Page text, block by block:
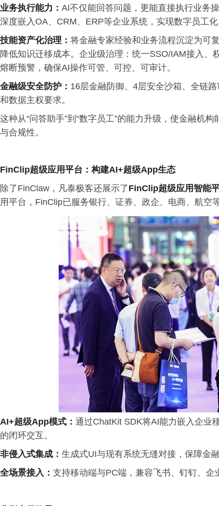
业务执行能力： AI不仅能回答问题，更能直接执行业务
深度嵌入OA、CRM、ERP等企业系统，实现数字员工
技能资产化治理： 将金融专家经验和业务流程沉淀为可
降低知识迁移成本。企业级治理：统一SSO/IAM接入
熔断预警，确保AI操作可管、可控、可审计。
金融级安全防护： 16层金融防御、4层安全沙箱、全链
和数据主权要求。
这种从“问答助手”到“数字员工”的能力升级，使金融机
与合规性。
FinClip超级应用平台：构建AI+超级App生态
除了FinClaw，凡泰极客还展示了FinClip超级应用智能
用平台，FinClip已服务银行、证券、政企、电商、航空
AI+超级App模式： 通过ChatKit SDK将AI能力嵌入企业
的闭环交互。
非侵入式集成： 生成式UI与现有系统无缝对接，保障金
全场景接入： 支持移动端与PC端，兼容飞书、钉钉、企